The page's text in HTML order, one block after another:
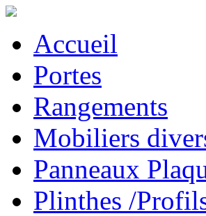
Accueil
Portes
Rangements
Mobiliers
Panneaux
Plinthes /